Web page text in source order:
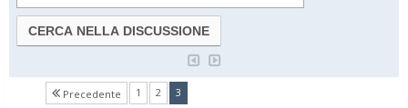
Precedente 1 2 3(current)